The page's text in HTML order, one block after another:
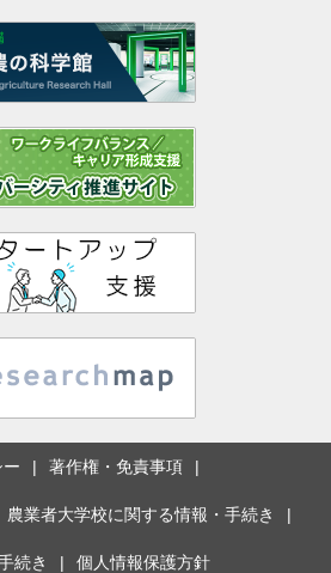
著作権・免責事項
農業者大学校に関する情報・手続き
続き 個人情報保護方針